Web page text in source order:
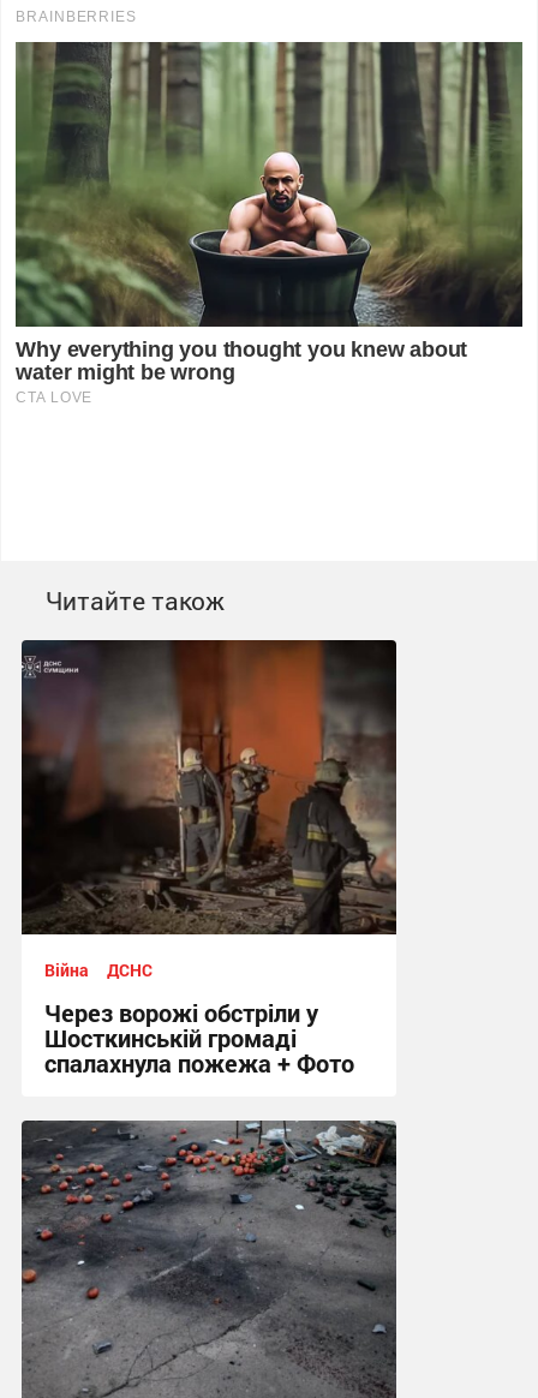
Читайте також
Війна ДСНС
Через ворожі обстріли у
Шосткинській громаді
спалахнула пожежа + Фото
12:12 сьогодні